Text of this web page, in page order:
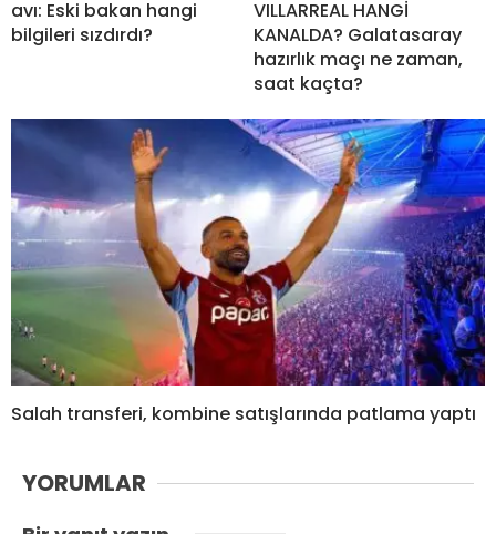
avı: Eski bakan hangi
bilgileri sızdırdı?
VILLARREAL HANGİ
KANALDA? Galatasaray
hazırlık maçı ne zaman,
saat kaçta?
Salah transferi, kombine satışlarında patlama yaptı
YORUMLAR